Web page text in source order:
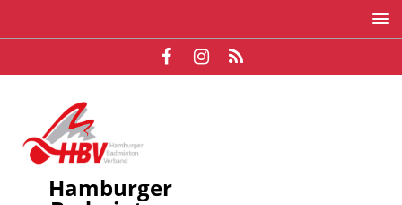
Hamburger